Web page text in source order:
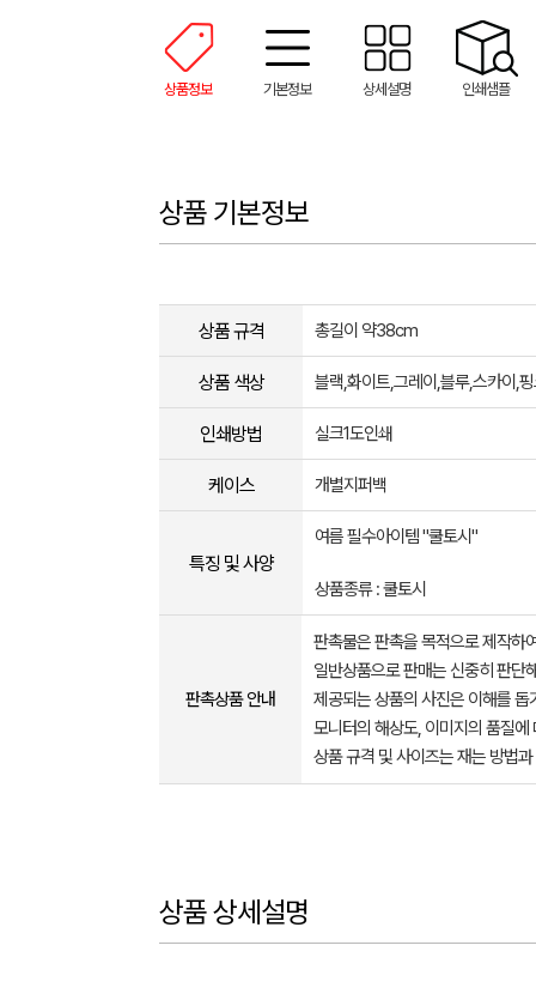
상품정보 기본정보 상세설명 인쇄샘플
상품 기본정보
상품 규격 총길이 약38cm
상품 색상 블랙,화이트,그레이,블루,스카이,
인쇄방법 실크1도인쇄
케이스 개별지퍼백
특징 및 사양
여름 필수아이템 "쿨토시"
상품종류 : 쿨토시
판촉상품 안내
판촉물은 판촉을 목적으로 제작하
일반상품으로 판매는 신중히 판단
제공되는 상품의 사진은 이해를
모니터의 해상도, 이미지의 품질
상품 규격 및 사이즈는 재는 방법
상품 상세설명